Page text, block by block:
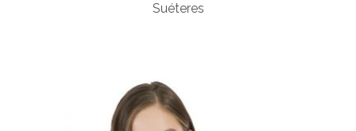
Suéteres